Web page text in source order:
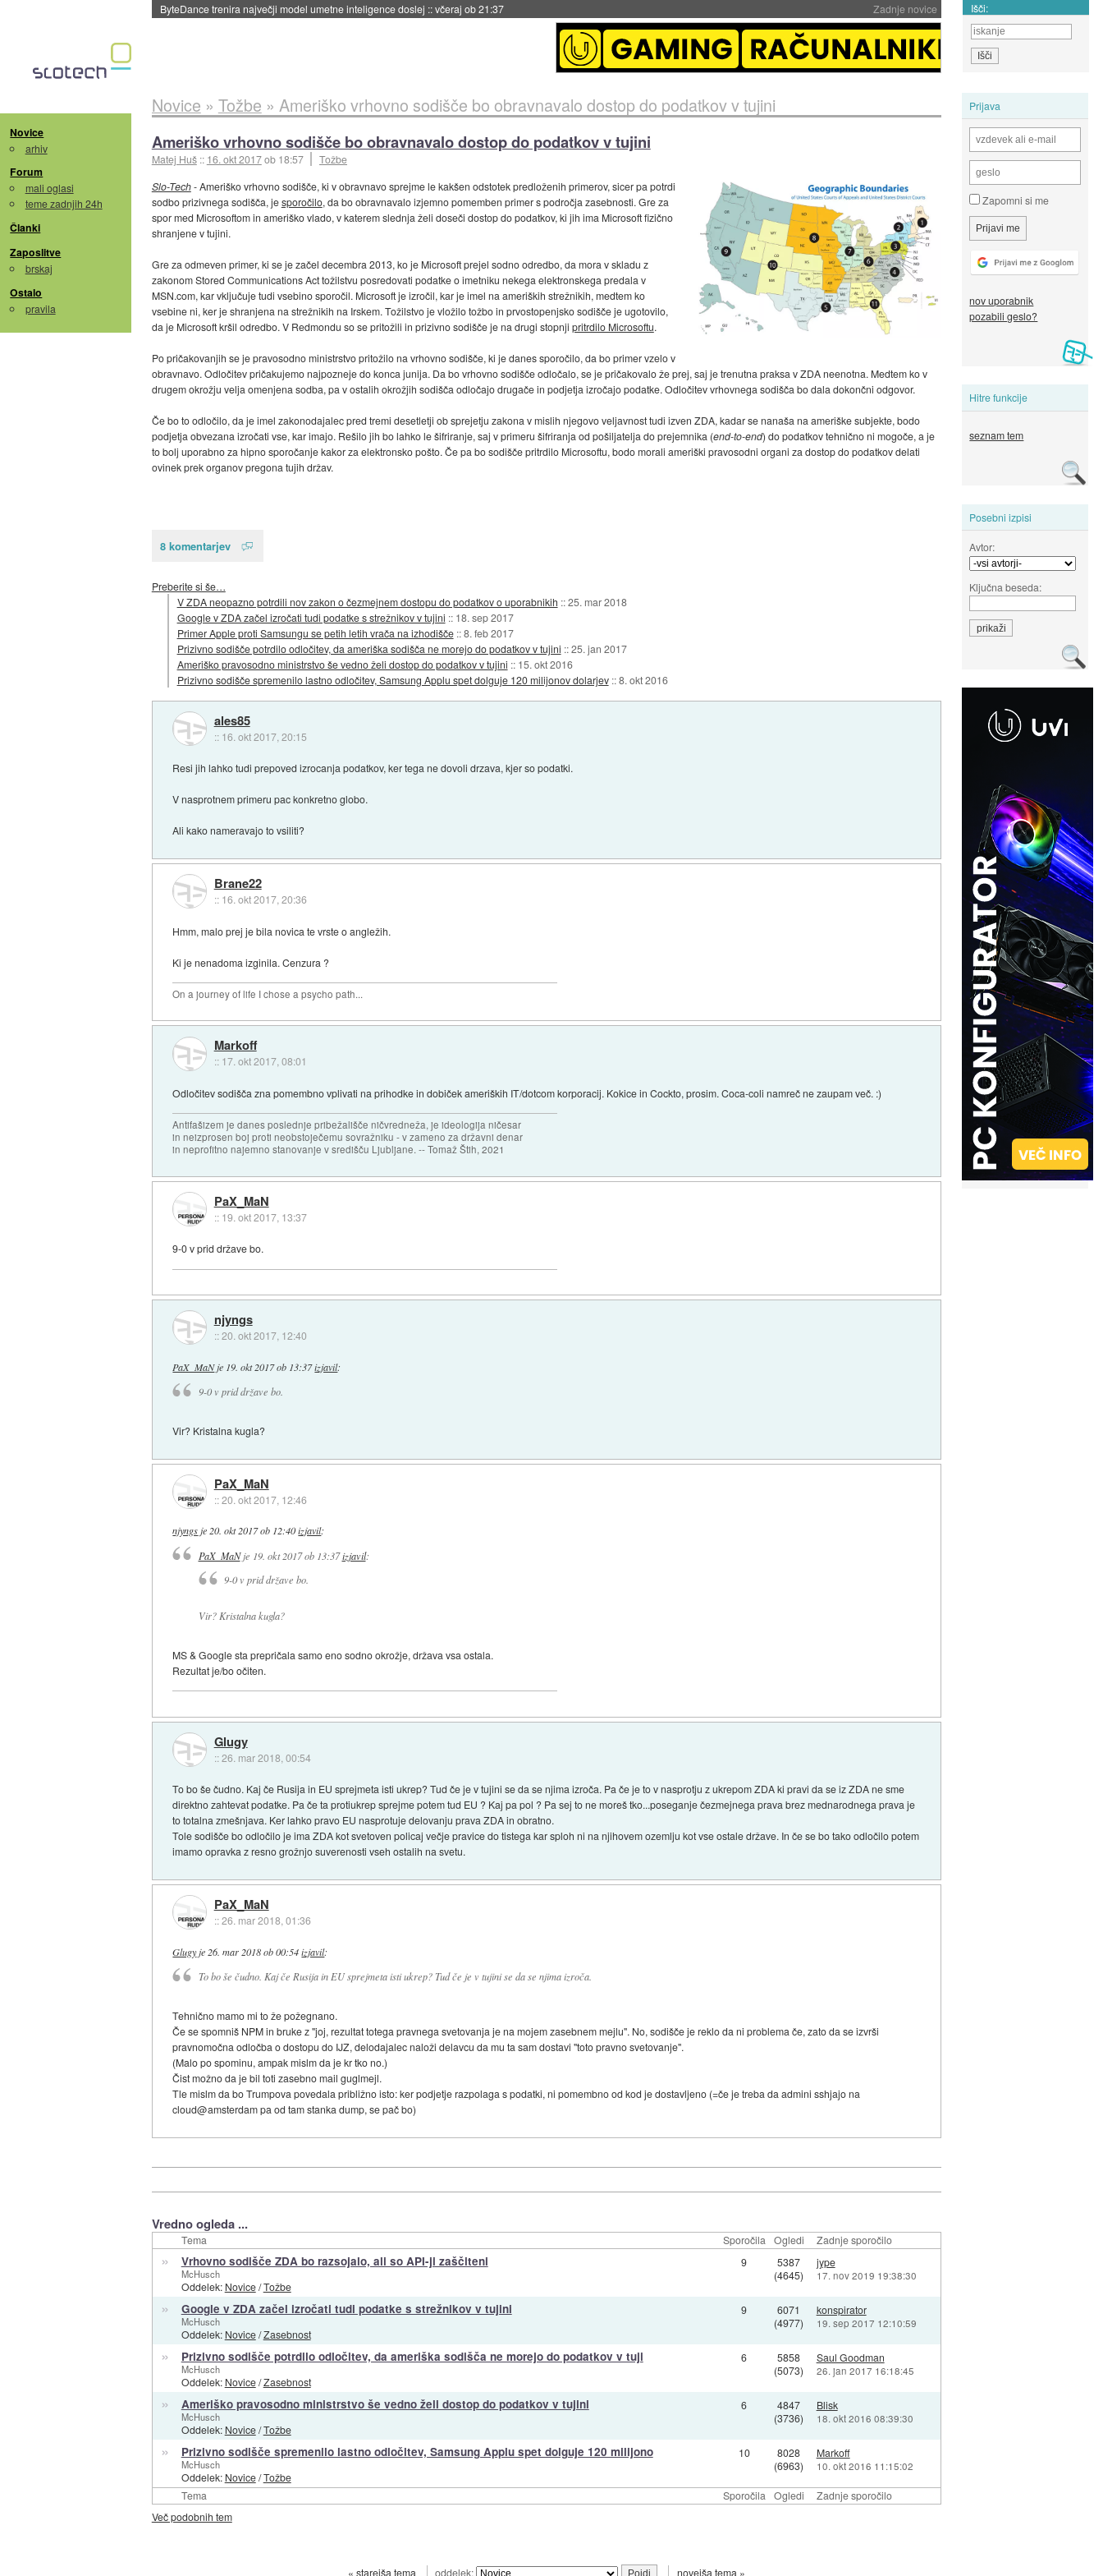
Zadnje novice
ByteDance trenira največji model umetne inteligence doslej ::včeraj ob 21:37 Išči:
Novice
arhiv
Forum
mali oglasi
teme zadnjih 24h
Članki
Zaposlitve
brskaj
Ostalo
pravila
Prijava
Zapomni si me
nov uporabnik
pozabili geslo?
Hitre funkcije
seznam tem
Posebni izpisi
Avtor:
Ključna beseda:
Novice » Tožbe » Ameriško vrhovno sodišče bo obravnavalo dostop do podatkov v tujini
Ameriško vrhovno sodišče bo obravnavalo dostop do podatkov v tujini
Matej Huš :: 16. okt 2017ob 18:57
Tožbe
Slo-Tech- Ameriško vrhovno sodišče, ki v obravnavo sprejme le kakšen odstotek predloženih primerov, sicer pa potrdi
sodbo prizivnega sodišča, jesporočilo, da bo obravnavalo izjemno pomemben primer s področja zasebnosti. Gre za
spor med Microsoftom in ameriško vlado, v katerem slednja želi doseči dostop do podatkov, ki jih ima Microsoft fizično
shranjene v tujini.
Gre za odmeven primer, ki se je začel decembra 2013, ko je Microsoft prejel sodno odredbo, da mora v skladu z
zakonom Stored Communications Act tožilstvu posredovati podatke o imetniku nekega elektronskega predala v
MSN.com, kar vključuje tudi vsebino sporočil. Microsoft je izročil, kar je imel na ameriških strežnikih, medtem ko
vsebine ni, ker je shranjena na strežnikih na Irskem. Tožilstvo je vložilo tožbo in prvostopenjsko sodišče je ugotovilo,
da je Microsoft kršil odredbo. V Redmondu so se pritožili in prizivno sodišče je na drugi stopnji pritrdilo Microsoftu.
Po pričakovanjih se je pravosodno ministrstvo pritožilo na vrhovno sodišče, ki je danes sporočilo, da bo primer vzelo v
obravnavo. Odločitev pričakujemo najpozneje do konca junija. Da bo vrhovno sodišče odločalo, se je pričakovalo že prej, saj je trenutna praksa v ZDA neenotna. Medtem ko v
drugem okrožju velja omenjena sodba, pa v ostalih okrožjih sodišča odločajo drugače in podjetja izročajo podatke. Odločitev vrhovnega sodišča bo dala dokončni odgovor.
Če bo to odločilo, da je imel zakonodajalec pred tremi desetletji ob sprejetju zakona v mislih njegovo veljavnost tudi izven ZDA, kadar se nanaša na ameriške subjekte, bodo
podjetja obvezana izročati vse, kar imajo. Rešilo jih bo lahko le šifriranje, saj v primeru šifriranja od pošiljatelja do prejemnika (end-to-end) do podatkov tehnično ni mogoče, a je
to bolj uporabno za hipno sporočanje kakor za elektronsko pošto. Če pa bo sodišče pritrdilo Microsoftu, bodo morali ameriški pravosodni organi za dostop do podatkov delati
ovinek prek organov pregona tujih držav.
8 komentarjev
Preberite si še…
V ZDA neopazno potrdili nov zakon o čezmejnem dostopu do podatkov o uporabnikih ::25. mar 2018
Google v ZDA začel izročati tudi podatke s strežnikov v tujini :: 18. sep 2017
Primer Apple proti Samsungu se petih letih vrača na izhodišče ::8. feb 2017
Prizivno sodišče potrdilo odločitev, da ameriška sodišča ne morejo do podatkov v tujini ::25. jan 2017
Ameriško pravosodno ministrstvo še vedno želi dostop do podatkov v tujini :: 15. okt 2016
Prizivno sodišče spremenilo lastno odločitev, Samsung Applu spet dolguje 120 milijonov dolarjev ::8. okt 2016
ales85
:: 16. okt 2017, 20:15
Resi jih lahko tudi prepoved izrocanja podatkov, ker tega ne dovoli drzava, kjer so podatki.
V nasprotnem primeru pac konkretno globo.
Ali kako nameravajo to vsiliti?
Brane22
:: 16. okt 2017, 20:36
Hmm, malo prej je bila novica te vrste o angležih.
Ki je nenadoma izginila. Cenzura ?
On a journey of life I chose a psycho path...
Markoff
:: 17. okt 2017, 08:01
Odločitev sodišča zna pomembno vplivati na prihodke in dobiček ameriških IT/dotcom korporacij. Kokice in Cockto, prosim. Coca-coli namreč ne zaupam več. :)
Antifašizem je danes poslednje pribežališče ničvredneža, je ideologija ničesar
in neizprosen boj proti neobstoječemu sovražniku - v zameno za državni denar
in neprofitno najemno stanovanje v središču Ljubljane. -- Tomaž Štih, 2021
PaX_MaN
:: 19. okt 2017, 13:37
9-0 v prid države bo.
njyngs
::20. okt 2017, 12:40
PaX_MaNje 19. okt 2017 ob 13:37izjavil:
9-0 v prid države bo.
Vir? Kristalna kugla?
PaX_MaN
::20. okt 2017, 12:46
njyngsje20. okt 2017 ob 12:40 izjavil:
PaX_MaNje 19. okt 2017 ob 13:37 izjavil:
9-0 v prid države bo.
Vir? Kristalna kugla?
MS & Google sta prepričala samo eno sodno okrožje, država vsa ostala.
Rezultat je/bo očiten.
Glugy
::26. mar 2018, 00:54
To bo še čudno. Kaj če Rusija in EU sprejmeta isti ukrep? Tud če je v tujini se da se njima izroča. Pa če je to v nasprotju z ukrepom ZDA ki pravi da se iz ZDA ne sme
direktno zahtevat podatke. Pa če ta protiukrep sprejme potem tud EU ? Kaj pa pol ? Pa sej to ne moreš tko...poseganje čezmejnega prava brez mednarodnega prava je
to totalna zmešnjava. Ker lahko pravo EU nasprotuje delovanju prava ZDA in obratno.
Tole sodišče bo odločilo je ima ZDA kot svetoven policaj večje pravice do tistega kar sploh ni na njihovem ozemlju kot vse ostale države. In če se bo tako odločilo potem
imamo opravka z resno grožnjo suverenosti vseh ostalih na svetu.
PaX_MaN
::26. mar 2018, 01:36
Glugyje 26. mar 2018 ob 00:54 izjavil:
To bo še čudno. Kaj če Rusija in EU sprejmeta isti ukrep? Tud če je v tujini se da se njima izroča.
Tehnično mamo mi to že požegnano.
Če se spomniš NPM in bruke z "joj, rezultat totega pravnega svetovanja je na mojem zasebnem mejlu". No, sodišče je reklo da ni problema če, zato da se izvrši
pravnomočna odločba o dostopu do IJZ, delodajalec naloži delavcu da mu ta sam dostavi "toto pravno svetovanje".
(Malo po spominu, ampak mislm da je kr tko no.)
Čist možno da je bil toti zasebno mail guglmejl.
Tle mislm da bo Trumpova povedala približno isto: ker podjetje razpolaga s podatki, ni pomembno od kod je dostavljeno (=če je treba da admini sshjajo na
cloud@amsterdam pa od tam stanka dump, se pač bo)
Vredno ogleda ...
Tema Sporočila Ogledi Zadnje sporočilo
Tema Sporočila Ogledi Zadnje sporočilo
» Vrhovno sodišče ZDA bo razsojalo, ali so API-ji zaščiteni
McHusch
Oddelek: Novice/Tožbe
9
5387
(4645)
jype
17. nov 2019 19:38:30
» Google v ZDA začel izročati tudi podatke s strežnikov v tujini
McHusch
Oddelek: Novice/Zasebnost
9
6071
(4977)
konspirator
19. sep 2017 12:10:59
» Prizivno sodišče potrdilo odločitev, da ameriška sodišča ne morejo do podatkov v tuji
McHusch
Oddelek: Novice/Zasebnost
6
5858
(5073)
Saul Goodman
26. jan 2017 16:18:45
» Ameriško pravosodno ministrstvo še vedno želi dostop do podatkov v tujini
McHusch
Oddelek: Novice/Tožbe
6
4847
(3736)
Blisk
18. okt 2016 08:39:30
» Prizivno sodišče spremenilo lastno odločitev, Samsung Applu spet dolguje 120 milijono
McHusch
Oddelek: Novice/Tožbe
10
8028
(6963)
Markoff
10. okt 2016 11:15:02
Več podobnih tem
« starejša tema oddelek: novejša tema »